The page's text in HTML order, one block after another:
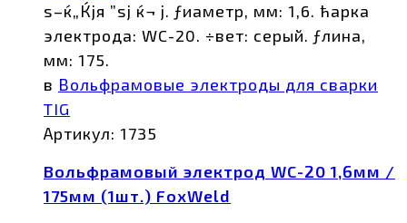
ѕ–ќ„Ќјя ”ѕј ќ¬ ј. ƒиаметр, мм: 1,6. ћарка
электрода: WC-20. ÷вет: серый. ƒлина,
мм: 175.
в Вольфрамовые электроды для сварки
TIG
Артикул: 1735
Вольфрамовый электрод WC-20 1,6мм /
175мм (1шт.) FoxWeld